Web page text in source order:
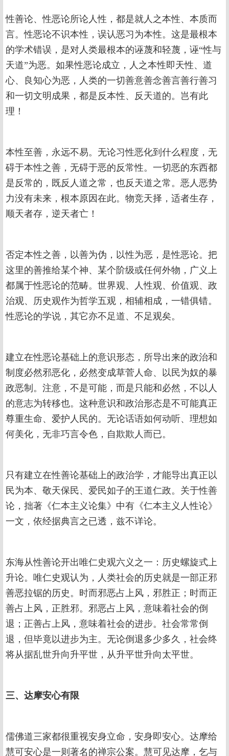
性善论、性恶论所论人性，都是就人之本性、本质而
言。性恶论不识本性，误认恶习为本性。这是最根本
的学术错误，是对人类最根本的诬蔑和轻蔑，诬“性与
天道”为恶。如果性恶论成立，人之本性即天性、道
心、良知心为恶，人类的一切善意善念善言善行善习
和一切文明成果，都是反本性、反天道的。岂有此
理！
本性至善，永远不易。无论习性恶化到什么程度，无
碍于本性之善，无碍于恶的反常性。一切恶的东西都
是反常的，既反人道之常，也反天道之常。恶人恶势
力没有未来，根本原因在此。物竞天择，适者生存，
顺天者存，逆天者亡！
否定本性之善，以善为伪，以性为恶，是性恶论。把
这里的善推给某个神、某个阶级或任何外物，广义上
都属于性恶论的范畴。世界观、人性观、价值观、政
治观、历史观作为哲学五观，相辅相成，一错俱错。
性恶论的学说，其它亦不足道、不足观矣。
建立在性恶论基础上的意识形态，所导出来的政治和
制度必然邪恶化，必然变成草菅人命、以民为奴的暴
政恶制。注意，不是可能，而是只能和必然，不以人
的意志为转移也。这种意识和政治形态是不可能真正
尊重生命、爱护人民的。无论话语如何动听、理想如
何美化，无非巧言令色，自欺欺人而已。
只有建立在性善论基础上的政治学，才能导出真正以
民为本、敬天保民、爱民如子的王道仁政。关于性善
论，拙著《仁本主义论集》中有《仁本主义人性论》
一文，依经据典言之已透，兹不详论。
东海从性善论开出唯仁史观六义之一：历史螺旋式上
升论。唯仁史观认为，人类社会的历史就是一部正邪
善恶拉锯的历史。时而邪恶占上风，邪胜正；时而正
善占上风，正胜邪。邪恶占上风，意味着社会的倒
退；正善占上风，意味着社会的进步。社会常常倒
退，但毕竟以进步为主。无论倒退多少多久，社会终
将从据乱世升向升平世，从升平世升向太平世。
三、达摩安心有限
儒佛道三家都很重视安身立命，安身即安心。达摩给
慧可安心是一则著名的禅宗公案。慧可见达摩，乞与